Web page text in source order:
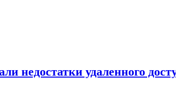
недостатки удаленного